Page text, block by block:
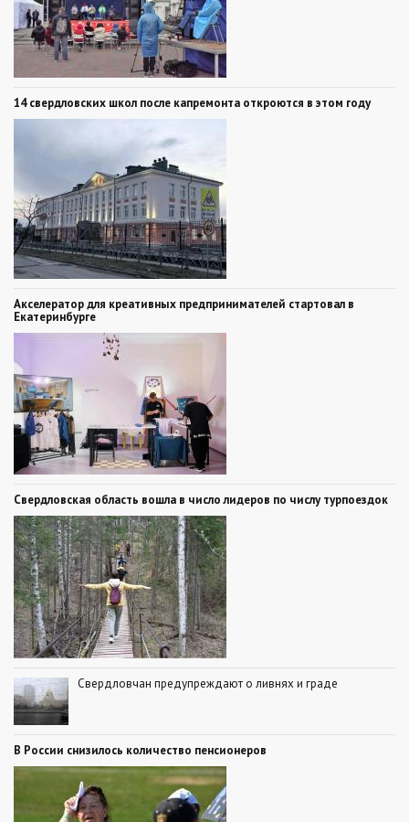
14 свердловских школ после капремонта откроются в этом году
Акселератор для креативных предпринимателей стартовал в
Екатеринбурге
Свердловская область вошла в число лидеров по числу турпоездок
Свердловчан предупреждают о ливнях и граде
В России снизилось количество пенсионеров